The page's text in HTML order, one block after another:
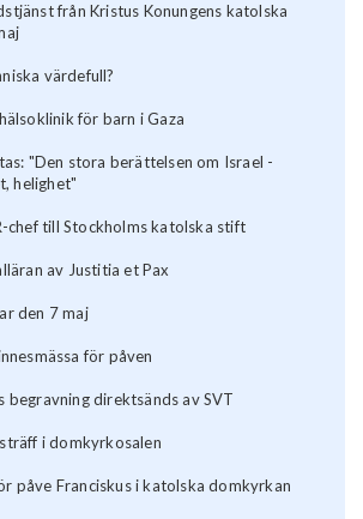
från Kristus Konungens katolska
värdefull?
för barn i Gaza
"Den stora berättelsen om Israel -
helighet"
chef till Stockholms katolska stift
av Justitia et Pax
den 7 maj
för påven
begravning direktsänds av SVT
i domkyrkosalen
påve Franciskus i katolska domkyrkan